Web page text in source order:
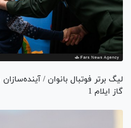
گاز ایلام 1